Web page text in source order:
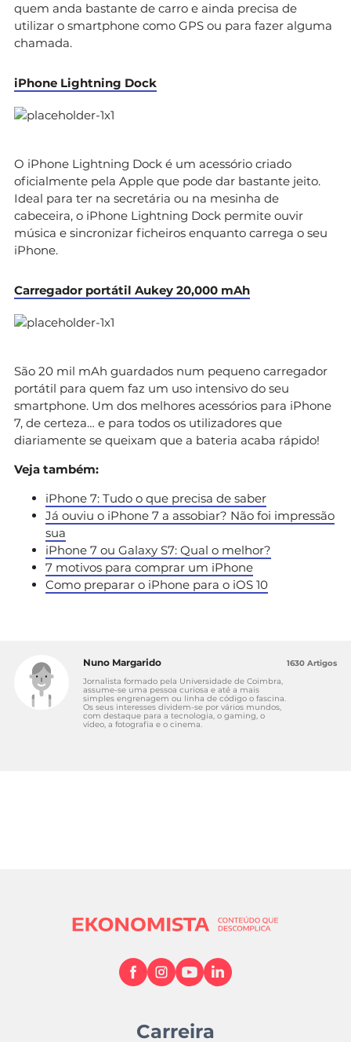
quem anda bastante de carro e ainda precisa de
utilizar o smartphone como GPS ou para fazer alguma
chamada.
iPhone Lightning Dock
O iPhone Lightning Dock é um acessório criado
oficialmente pela Apple que pode dar bastante jeito.
Ideal para ter na secretária ou na mesinha de
cabeceira, o iPhone Lightning Dock permite ouvir
música e sincronizar ficheiros enquanto carrega o seu
iPhone.
Carregador portátil Aukey 20,000 mAh
São 20 mil mAh guardados num pequeno carregador
portátil para quem faz um uso intensivo do seu
smartphone. Um dos melhores acessórios para iPhone
7, de certeza… e para todos os utilizadores que
diariamente se queixam que a bateria acaba rápido!
Veja também:
iPhone 7: Tudo o que precisa de saber
Já ouviu o iPhone 7 a assobiar? Não foi impressão
sua
iPhone 7 ou Galaxy S7: Qual o melhor?
7 motivos para comprar um iPhone
Como preparar o iPhone para o iOS 10
Nuno Margarido
Jornalista formado pela Universidade de Coimbra,
assume-se uma pessoa curiosa e até a mais
simples engrenagem ou linha de código o fascina.
Os seus interesses dividem-se por vários mundos,
com destaque para a tecnologia, o gaming, o
vídeo, a fotografia e o cinema.
1630 Artigos
Carreira